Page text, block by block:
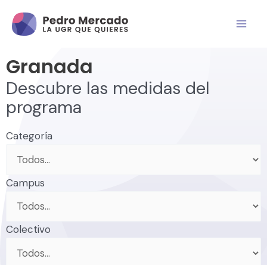
Granada
Descubre las medidas del
programa
Categoría
Campus
Colectivo